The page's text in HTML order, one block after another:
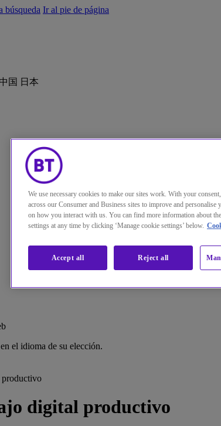
búsqueda Ir al pie de página
中国 日本
el idioma de su elección.
productivo
digital productivo
We use necessary cookies to make our sites work. With your
across our Consumer and Business sites to improve and
on how you interact with us. You can find more information about
settings at any time by clicking ‘Manage cookie settings’ below.
Reject all
Accept all